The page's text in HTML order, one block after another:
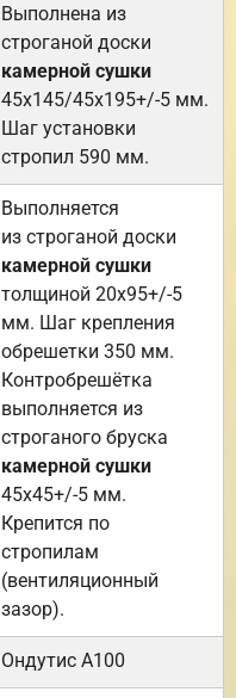
Выполнена из
строганой доски
камерной сушки
45х145/45х195+/-5 мм.
Шаг установки
стропил 590 мм.
Выполняется
из строганой доски
камерной сушки
толщиной 20х95+/-5
мм. Шаг крепления
обрешетки 350 мм.
Контробрешётка
выполняется из
строганого бруска
камерной сушки
45х45+/-5 мм.
Крепится по
стропилам
(вентиляционный
зазор).
Ондутис А100